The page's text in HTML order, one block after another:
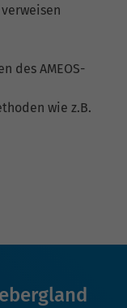
des AMEOS-
wie z.B.